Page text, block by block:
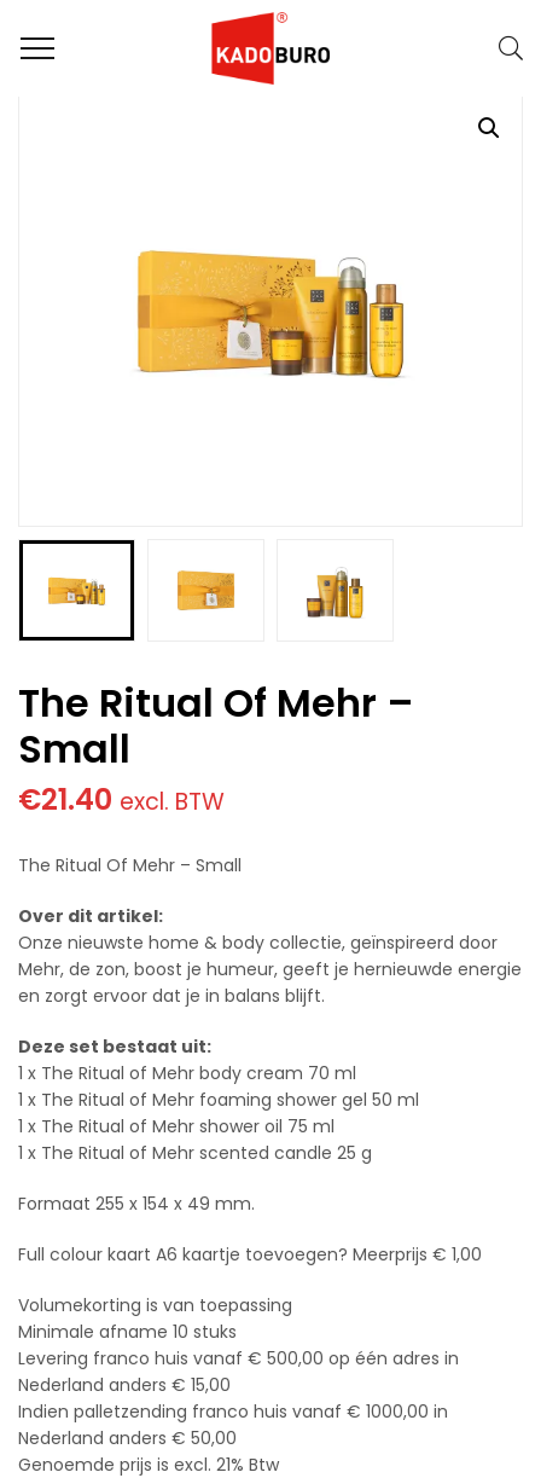
Home Rituals giftsets The Ritual Of Mehr – Small
The Ritual Of Mehr –
Small
€21.40 excl. BTW
The Ritual Of Mehr – Small
Over dit artikel:
Onze nieuwste home & body collectie, geïnspireerd door
Mehr, de zon, boost je humeur, geeft je hernieuwde energie
en zorgt ervoor dat je in balans blijft.
Deze set bestaat uit:
1 x The Ritual of Mehr body cream 70 ml
1 x The Ritual of Mehr foaming shower gel 50 ml
1 x The Ritual of Mehr shower oil 75 ml
1 x The Ritual of Mehr scented candle 25 g
Formaat 255 x 154 x 49 mm.
Full colour kaart A6 kaartje toevoegen? Meerprijs € 1,00
Volumekorting is van toepassing
Minimale afname 10 stuks
Levering franco huis vanaf € 500,00 op één adres in
Nederland anders € 15,00
Indien palletzending franco huis vanaf € 1000,00 in
Nederland anders € 50,00
Genoemde prijs is excl. 21% Btw